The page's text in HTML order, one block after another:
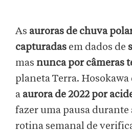
As auroras de chuva
capturadas em dados de
mas nunca por câmeras
planeta Terra.
a aurora de 2022 por
fazer uma pausa durante
rotina semanal de